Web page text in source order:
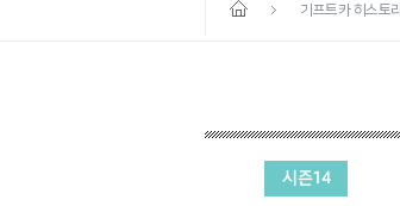
기프트카 히스토리
시즌14